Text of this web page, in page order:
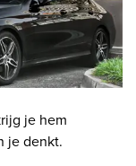
je hem
je denkt.